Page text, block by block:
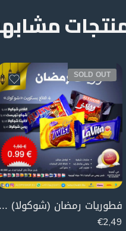
SOLD OUT
فطوريات رمضان (شوكولا) – 4 قطع
€2,49